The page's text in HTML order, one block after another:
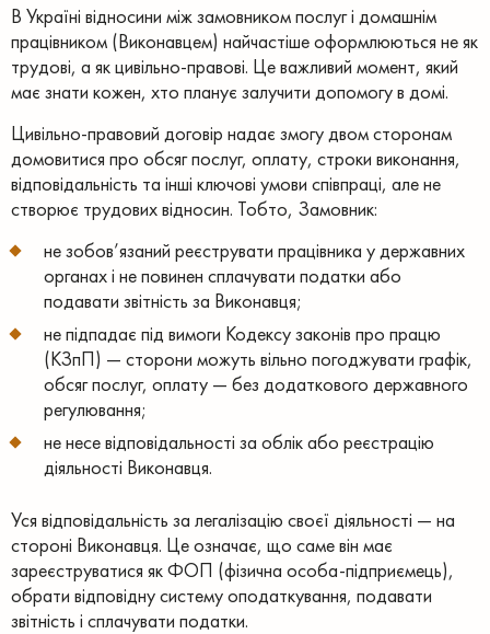
В Україні відносини між замовником послуг і домашнім
працівником (Виконавцем) найчастіше оформлюються не як
трудові, а як цивільно-правові. Це важливий момент, який
має знати кожен, хто планує залучити допомогу в домі.
Цивільно-правовий договір надає змогу двом сторонам
домовитися про обсяг послуг, оплату, строки виконання,
відповідальність та інші ключові умови співпраці, але не
створює трудових відносин. Тобто, Замовник:
не зобов’язаний реєструвати працівника у державних
органах і не повинен сплачувати податки або
подавати звітність за Виконавця;
не підпадає під вимоги Кодексу законів про працю
(КЗпП) — сторони можуть вільно погоджувати графік,
обсяг послуг, оплату — без додаткового державного
регулювання;
не несе відповідальності за облік або реєстрацію
діяльності Виконавця.
Уся відповідальність за легалізацію своєї діяльності — на
стороні Виконавця. Це означає, що саме він має
зареєструватися як ФОП (фізична особа-підприємець),
обрати відповідну систему оподаткування, подавати
звітність і сплачувати податки.